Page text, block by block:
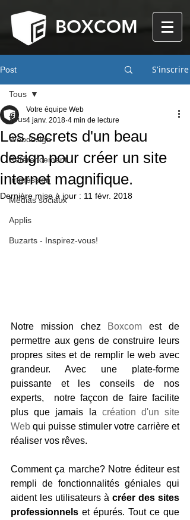
BOXCOM
Post S'inscrire
Tous
Webdesign
Référencement
Impression
Médias sociaux
Applis
Buzarts - Inspirez-vous!
Tous
Les secrets d'un beau
design pour créer un site
internet magnifique.
Votre équipe Web
4 janv. 2018 4 min de lecture
Dernière mise à jour : 11 févr. 2018
Notre mission chez Boxcom est de
permettre aux gens de construire leurs
propres sites et de remplir le web avec
grandeur. Avec une plate-forme
puissante et les conseils de nos
experts,  notre façcon de faire facilite
plus que jamais la création d'un site
Web qui puisse stimuler votre carrière et
réaliser vos rêves.
Comment ça marche? Notre éditeur est
rempli de fonctionnalités géniales qui
aident les utilisateurs à créer des sites
professionnels et épurés. Tout ce que